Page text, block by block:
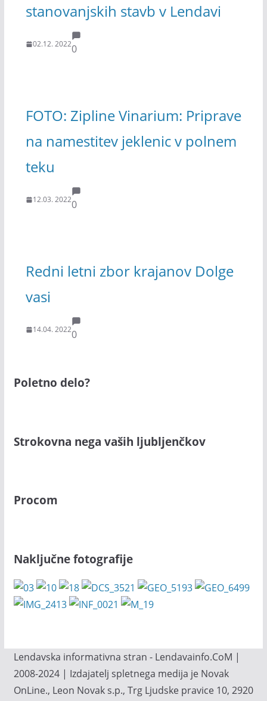
stanovanjskih stavb v Lendavi
02.12. 20220
FOTO: Zipline Vinarium: Priprave
na namestitev jeklenic v polnem
teku
12.03. 20220
Redni letni zbor krajanov Dolge
vasi
14.04. 20220
Poletno delo?
Strokovna nega vaših ljubljenčkov
Procom
Naključne fotografije
Lendavska informativna stran - Lendavainfo.CoM |
2008-2024 | Izdajatelj spletnega medija je Novak
OnLine., Leon Novak s.p., Trg Ljudske pravice 10, 2920